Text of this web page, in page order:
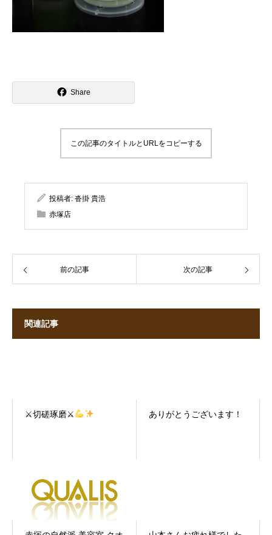
Share
この記事のタイトルとURLをコピーする
投稿者: 沓掛 貴浩
赤塚店
前の記事 次の記事
関連記事
⚔切磋琢磨⚔ ありがとうございます！